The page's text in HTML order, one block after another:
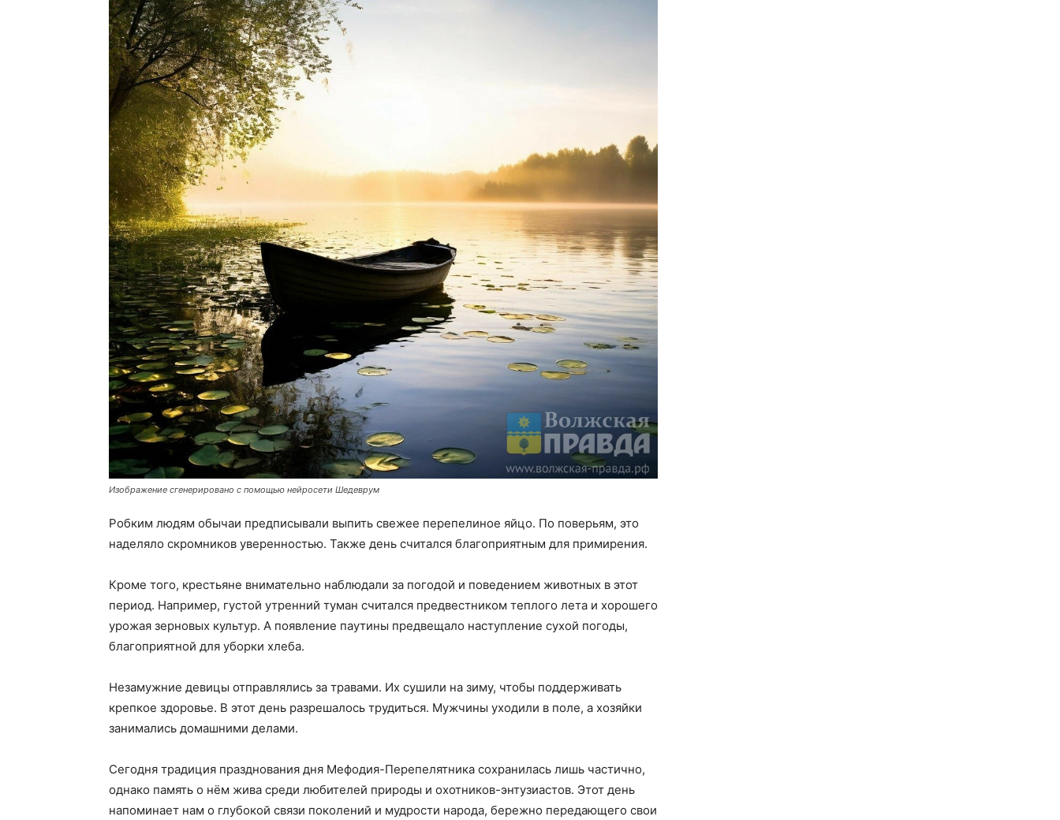
Изображение сгенерировано с помощью нейросети Шедеврум
Робким людям обычаи предписывали выпить свежее перепелиное яйцо. По поверьям, это
наделяло скромников уверенностью. Также день считался благоприятным для примирения.
Кроме того, крестьяне внимательно наблюдали за погодой и поведением животных в этот
период. Например, густой утренний туман считался предвестником теплого лета и хорошего
урожая зерновых культур. А появление паутины предвещало наступление сухой погоды,
благоприятной для уборки хлеба.
Незамужние девицы отправлялись за травами. Их сушили на зиму, чтобы поддерживать
крепкое здоровье. В этот день разрешалось трудиться. Мужчины уходили в поле, а хозяйки
занимались домашними делами.
Сегодня традиция празднования дня Мефодия-Перепелятника сохранилась лишь частично,
однако память о нём жива среди любителей природы и охотников-энтузиастов. Этот день
напоминает нам о глубокой связи поколений и мудрости народа, бережно передающего свои